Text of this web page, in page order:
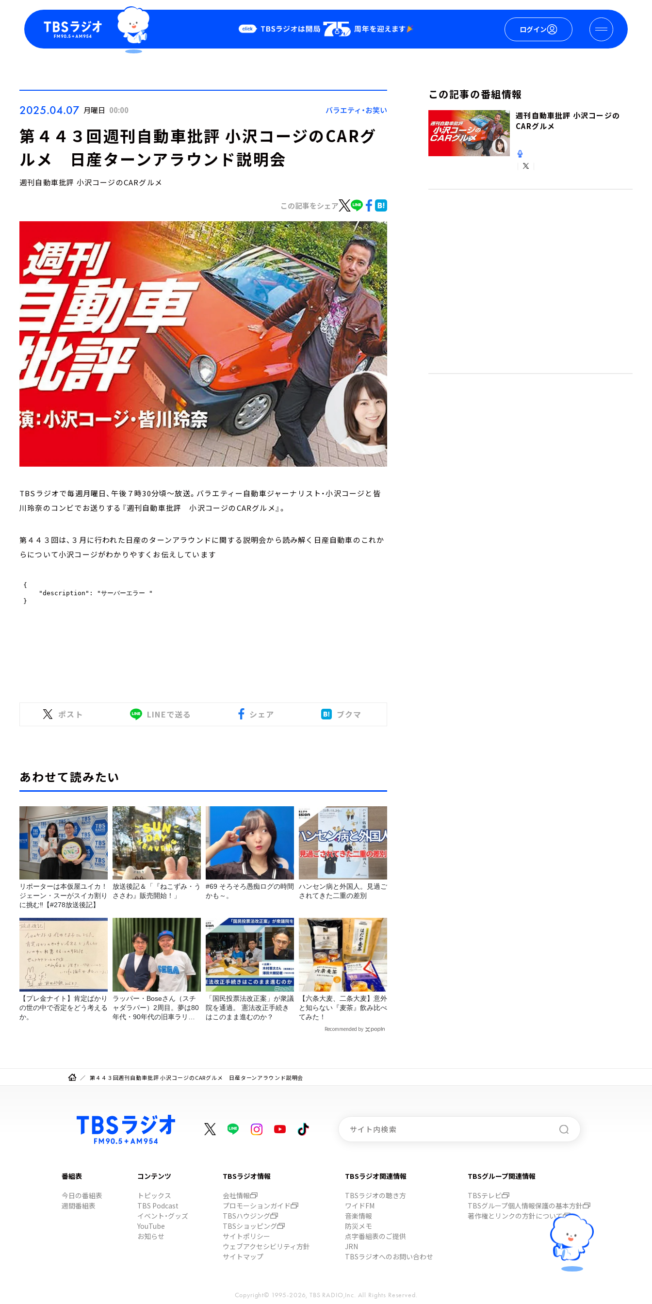
ログイン
Podcast
YouTube
会社情報
2025.04.07 月曜日 00:00 バラエティ・お笑い
第４４３回週刊自動車批評 小沢コージのCARグ
ルメ 日産ターンアラウンド説明会
週刊自動車批評 小沢コージのCARグルメ
この記事をシェア
TBSラジオで毎週月曜日、午後７時30分頃～放送。バラエティー自動車ジャーナリスト・小沢コージと皆
川玲奈のコンビでお送りする『週刊自動車批評 小沢コージのCARグルメ』。
第４４３回は、３月に行われた日産のターンアラウンドに関する説明会から読み解く日産自動車のこれか
らについて小沢コージがわかりやすくお伝えしています
ポスト LINEで送る シェア ブクマ
あわせて読みたい
リポーターは本仮屋ユイカ！
ジェーン・スーがスイカ割り
に挑む‼【#278放送後記】
放送後記＆「『ねこずみ・う
ささわ』販売開始！」
#69 そろそろ愚痴ログの時間
かも～。
ハンセン病と外国人。見過ご
されてきた二重の差別
【プレ金ナイト】肯定ばかり
の世の中で否定をどう考える
か。
ラッパー・Boseさん（スチ
ャダラパー）2周目。夢は80
年代・90年代の旧車ラリ
「国民投票法改正案」が衆議
院を通過。 憲法改正手続き
はこのまま進むのか？
【六条大麦、二条大麦】意外
と知らない『麦茶』飲み比べ
てみた！
Recommended by
この記事の番組情報
週刊自動車批評 小沢コージの
CARグルメ
第４４３回週刊自動車批評 小沢コージのCARグルメ 日産ターンアラウンド説明会
番組表
今日の番組表
週間番組表
コンテンツ
トピックス
TBS Podcast
イベント・グッズ
YouTube
お知らせ
TBSラジオ情報
会社情報
プロモーションガイド
TBSハウジング
TBSショッピング
サイトポリシー
ウェブアクセシビリティ方針
サイトマップ
TBSラジオ関連情報
TBSラジオの聴き方
ワイドFM
音楽情報
防災メモ
点字番組表のご提供
JRN
TBSラジオへのお問い合わせ
TBSグループ関連情報
TBSテレビ
TBSグループ個人情報保護の基本方針
著作権とリンクの方針について
Copyright© 1995-2026, TBS RADIO,Inc. All Rights Reserved.